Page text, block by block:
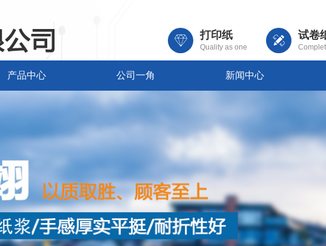
打印纸
Quality as one
试卷
产品中心 公司一角 新闻中心